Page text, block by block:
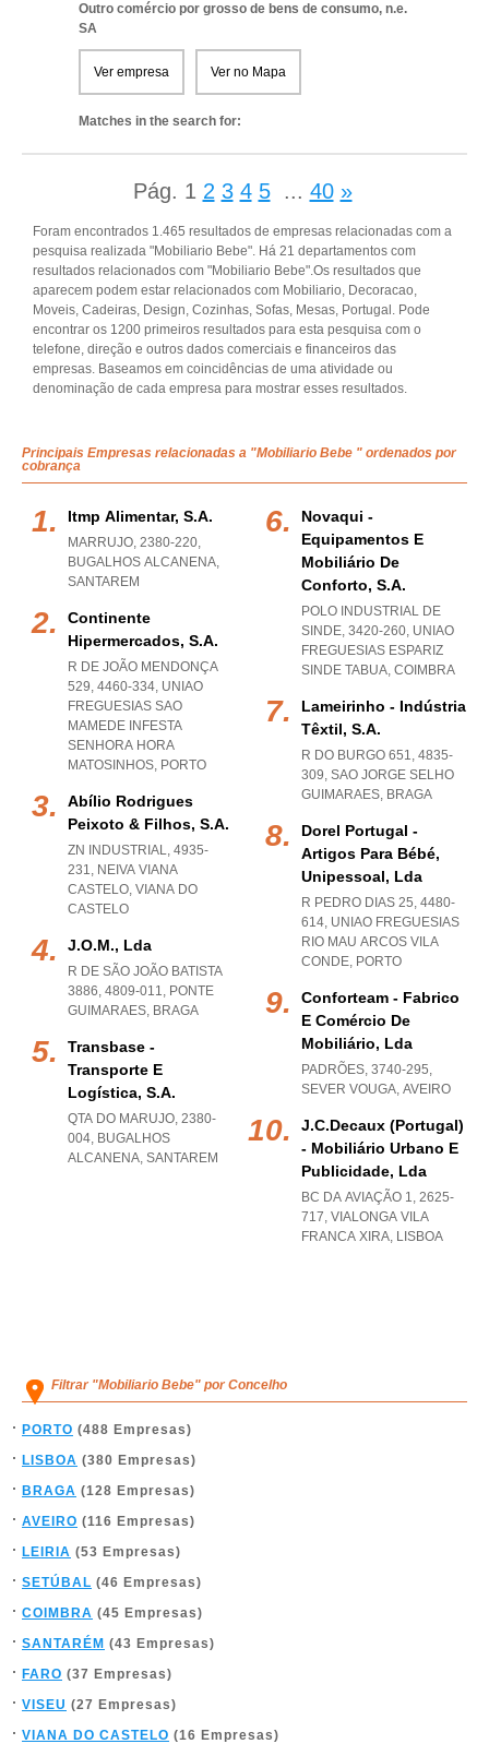
Outro comércio por grosso de bens de consumo, n.e.
SA
Ver empresa Ver no Mapa
Matches in the search for:
Pág. 1 2 3 4 5 ... 40 »
Foram encontrados 1.465 resultados de empresas relacionadas com a
pesquisa realizada "Mobiliario Bebe". Há 21 departamentos com
resultados relacionados com "Mobiliario Bebe".Os resultados que
aparecem podem estar relacionados com Mobiliario, Decoracao,
Moveis, Cadeiras, Design, Cozinhas, Sofas, Mesas, Portugal. Pode
encontrar os 1200 primeiros resultados para esta pesquisa com o
telefone, direção e outros dados comerciais e financeiros das
empresas. Baseamos em coincidências de uma atividade ou
denominação de cada empresa para mostrar esses resultados.
Principais Empresas relacionadas a "Mobiliario Bebe " ordenados por
cobrança
Itmp Alimentar, S.a.
MARRUJO, 2380-220,
BUGALHOS ALCANENA,
SANTAREM
Continente
Hipermercados, S.a.
R DE JOÃO MENDONÇA
529, 4460-334, UNIAO
FREGUESIAS SAO
MAMEDE INFESTA
SENHORA HORA
MATOSINHOS, PORTO
Abílio Rodrigues
Peixoto & Filhos, S.a.
ZN INDUSTRIAL, 4935-
231, NEIVA VIANA
CASTELO, VIANA DO
CASTELO
J.o.m., Lda
R DE SÃO JOÃO BATISTA
3886, 4809-011, PONTE
GUIMARAES, BRAGA
Transbase -
Transporte E
Logística, S.a.
QTA DO MARUJO, 2380-
004, BUGALHOS
ALCANENA, SANTAREM
Novaqui -
Equipamentos E
Mobiliário De
Conforto, S.a.
POLO INDUSTRIAL DE
SINDE, 3420-260, UNIAO
FREGUESIAS ESPARIZ
SINDE TABUA, COIMBRA
Lameirinho - Indústria
Têxtil, S.a.
R DO BURGO 651, 4835-
309, SAO JORGE SELHO
GUIMARAES, BRAGA
Dorel Portugal -
Artigos Para Bébé,
Unipessoal, Lda
R PEDRO DIAS 25, 4480-
614, UNIAO FREGUESIAS
RIO MAU ARCOS VILA
CONDE, PORTO
Conforteam - Fabrico
E Comércio De
Mobiliário, Lda
PADRÕES, 3740-295,
SEVER VOUGA, AVEIRO
J.c.decaux (portugal)
- Mobiliário Urbano E
Publicidade, Lda
BC DA AVIAÇÃO 1, 2625-
717, VIALONGA VILA
FRANCA XIRA, LISBOA
Filtrar "Mobiliario Bebe" por Concelho
PORTO (488 Empresas)
LISBOA (380 Empresas)
BRAGA (128 Empresas)
AVEIRO (116 Empresas)
LEIRIA (53 Empresas)
SETÚBAL (46 Empresas)
COIMBRA (45 Empresas)
SANTARÉM (43 Empresas)
FARO (37 Empresas)
VISEU (27 Empresas)
VIANA DO CASTELO (16 Empresas)